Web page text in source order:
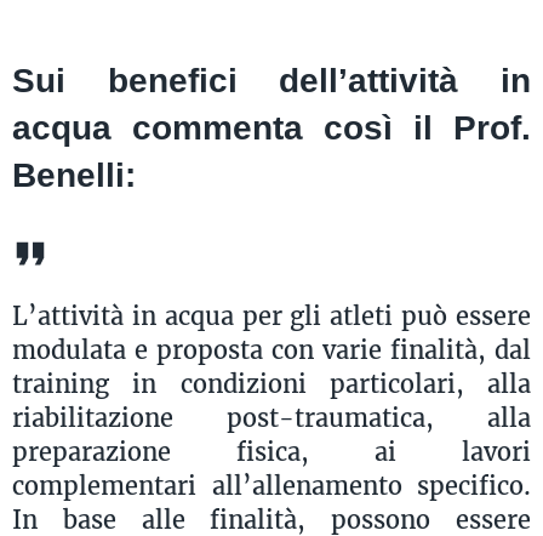
Sui benefici dell’attività in
acqua commenta così il Prof.
Benelli:
L’attività in acqua per gli atleti può essere
modulata e proposta con varie finalità, dal
training in condizioni particolari, alla
riabilitazione post-traumatica, alla
preparazione fisica, ai lavori
complementari all’allenamento specifico.
In base alle finalità, possono essere